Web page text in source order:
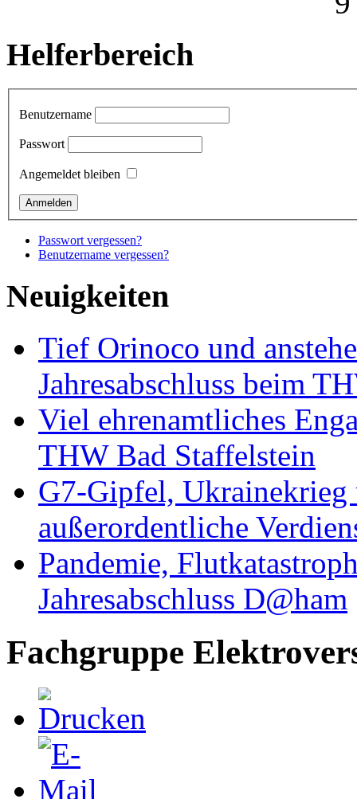
Helferbereich
Benutzername
Passwort
Angemeldet bleiben
Passwort vergessen?
Benutzername vergessen?
Neuigkeiten
Tief Orinoco und
Jahresabschluss beim
Viel ehrenamtliches
THW Bad Staffelstein
G7-Gipfel, Ukrainekrieg
außerordentliche
Pandemie,
Jahresabschluss D@ham
Fachgruppe